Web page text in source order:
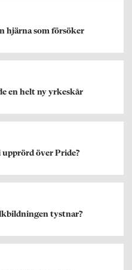
hjärna som försöker
en helt ny yrkeskår
över Pride?
tystnar?